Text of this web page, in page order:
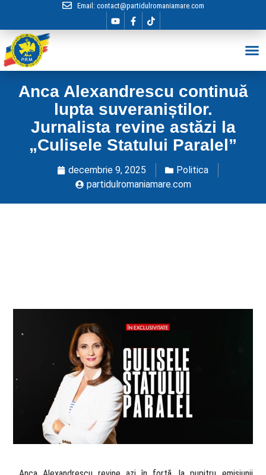
Email: contact@partidulromaniamare.com
Anca Alexandrescu continuă
lupta suveraniștilor.
Jurnalista revine astăzi la
„Culisele Statului Paralel”
decembrie 9, 2025
Politica
partidulromaniamare.com